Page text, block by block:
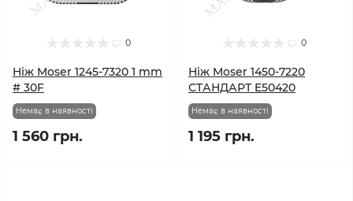
0
Ніж Moser 1245-7320 1 mm
# 30F
Немає в наявності
1 560 грн.
0
Ніж Moser 1450-7220
СТАНДАРТ E50420
Немає в наявності
1 195 грн.